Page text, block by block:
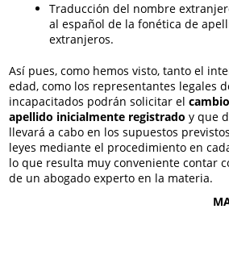
Traducción del nombre
al español de la fonética de
extranjeros.
Así pues, como hemos visto, tanto el
edad, como los representantes legales
incapacitados podrán solicitar el
apellido inicialmente registrado y que
llevará a cabo en los supuestos
leyes mediante el procedimiento en
lo que resulta muy conveniente contar
de un abogado experto en la materia.